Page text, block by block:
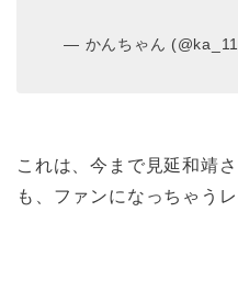
— かんちゃん
これは、今まで見延和靖
も、ファンになっちゃう